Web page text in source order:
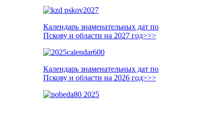
Календарь знаменательных дат по
Пскову и области на 2027 год>>>
Календарь знаменательных дат по
Пскову и области на 2026 год>>>